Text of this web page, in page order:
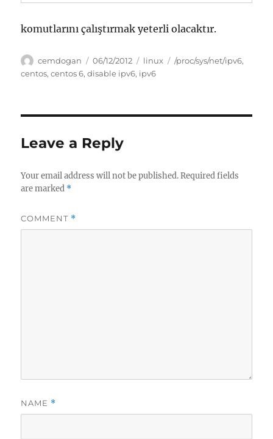
komutlarını çalıştırmak yeterli olacaktır.
Author
cemdogan
Posted
on
06/12/2012 Categories
linux Tags
/proc/sys/net/ipv6,
centos,centos 6,disable ipv6, ipv6
Leave a Reply
Your email address will not be published. Required fields
are marked *
COMMENT *
NAME *